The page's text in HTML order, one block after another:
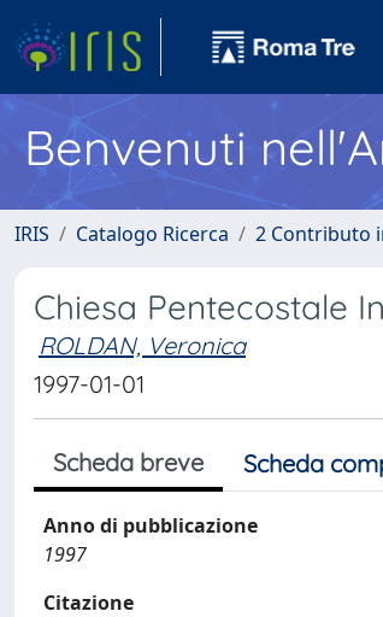
Benvenuti
IRIS Catalogo Ricerca 2 Contributo
Chiesa Pentecostale
ROLDAN, Veronica
1997-01-01
Scheda breve Scheda
Anno di pubblicazione
1997
Citazione